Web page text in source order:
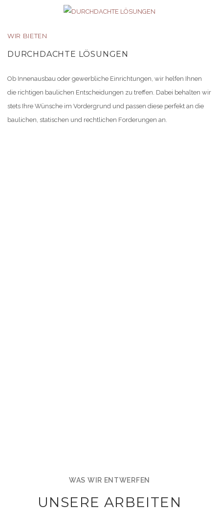
WIR BIETEN
DURCHDACHTE LÖSUNGEN
Ob Innenausbau oder gewerbliche Einrichtungen, wir helfen Ihnen
die richtigen baulichen Entscheidungen zu treffen. Dabei behalten wir
stets Ihre Wünsche im Vordergrund und passen diese perfekt an die
baulichen, statischen und rechtlichen Forderungen an.
WAS WIR ENTWERFEN
UNSERE ARBEITEN